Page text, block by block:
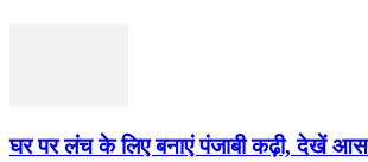
घर पर लंच के लिए बनाएं पंजाबी कढ़ी, देखें